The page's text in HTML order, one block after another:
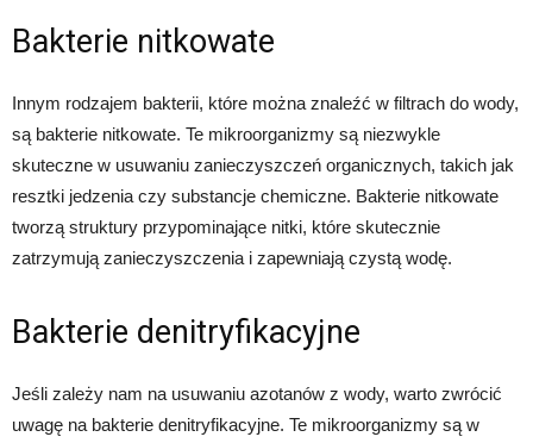
Bakterie nitkowate
Innym rodzajem bakterii, które można znaleźć w filtrach do wody,
są bakterie nitkowate. Te mikroorganizmy są niezwykle
skuteczne w usuwaniu zanieczyszczeń organicznych, takich jak
resztki jedzenia czy substancje chemiczne. Bakterie nitkowate
tworzą struktury przypominające nitki, które skutecznie
zatrzymują zanieczyszczenia i zapewniają czystą wodę.
Bakterie denitryfikacyjne
Jeśli zależy nam na usuwaniu azotanów z wody, warto zwrócić
uwagę na bakterie denitryfikacyjne. Te mikroorganizmy są w